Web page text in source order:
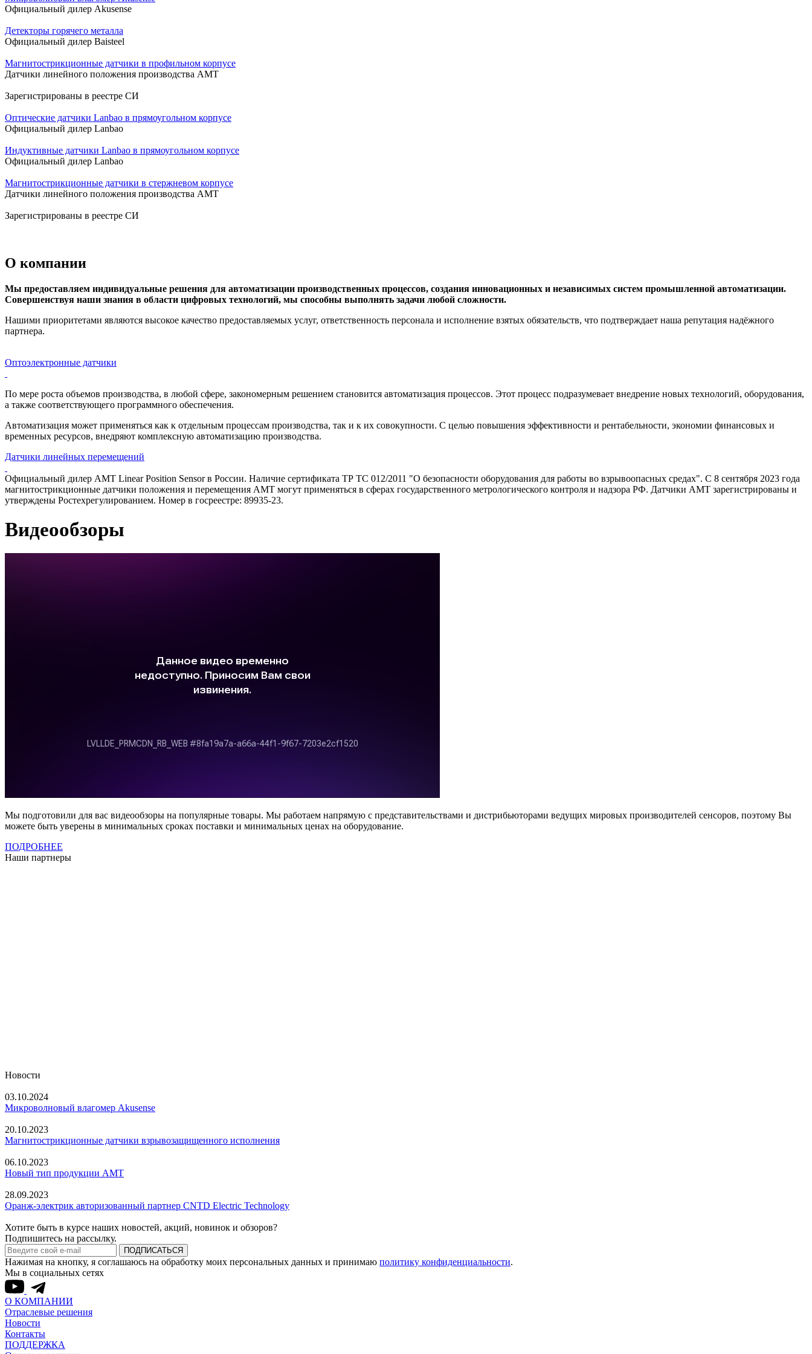
Официальный дилер Akusense
Детекторы горячего металла
Официальный дилер Baisteel
Магнитострикционные датчики в профильном корпусе
Датчики линейного положения производства AMT
Зарегистрированы в реестре СИ
Оптические датчики Lanbao в прямоугольном корпусе
Официальный дилер Lanbao
Индуктивные датчики Lanbao в прямоугольном корпусе
Официальный дилер Lanbao
Магнитострикционные датчики в стержневом корпусе
Датчики линейного положения производства AMT
Зарегистрированы в реестре СИ
О компании
Мы предоставляем индивидуальные решения для автоматизации производственных процессов, создания инновационных и независимых систем промышленной автоматизации.
Совершенствуя наши знания в области цифровых технологий, мы способны выполнять задачи любой сложности.
Нашими приоритетами являются высокое качество предоставляемых услуг, ответственность персонала и исполнение взятых обязательств, что подтверждает наша репутация надёжного
партнера.
Оптоэлектронные датчики
По мере роста объемов производства, в любой сфере, закономерным решением становится автоматизация процессов. Этот процесс подразумевает внедрение новых технологий, оборудования,
а также соответствующего программного обеспечения.
Автоматизация может применяться как к отдельным процессам производства, так и к их совокупности. С целью повышения эффективности и рентабельности, экономии финансовых и
временных ресурсов, внедряют комплексную автоматизацию производства.
Датчики линейных перемещений
Официальный дилер AMT Linear Position Sensor в России. Наличие сертификата ТР ТС 012/2011 "О безопасности оборудования для работы во взрывоопасных средах". С 8 сентября 2023 года
магнитострикционные датчики положения и перемещения AMT могут применяться в сферах государственного метрологического контроля и надзора РФ. Датчики AMT зарегистрированы и
утверждены Ростехрегулированием. Номер в госреестре: 89935-23.
Видеообзоры
Мы подготовили для вас видеообзоры на популярные товары. Мы работаем напрямую с представительствами и дистрибьюторами ведущих мировых производителей сенсоров, поэтому Вы
можете быть уверены в минимальных сроках поставки и минимальных ценах на оборудование.
ПОДРОБНЕЕ
Наши партнеры
Новости
03.10.2024
Микроволновый влагомер Akusense
20.10.2023
Магнитострикционные датчики взрывозащищенного исполнения
06.10.2023
Новый тип продукции AMT
28.09.2023
Оранж-электрик авторизованный партнер CNTD Electric Technology
Хотите быть в курсе наших новостей, акций, новинок и обзоров?
Подпишитесь на рассылку.
ПОДПИСАТЬСЯ
Нажимая на кнопку, я соглашаюсь на обработку моих персональных данных и принимаю политику конфиденциальности.
Мы в социальных сетях
О КОМПАНИИ
Отраслевые решения
Новости
Контакты
ПОДДЕРЖКА